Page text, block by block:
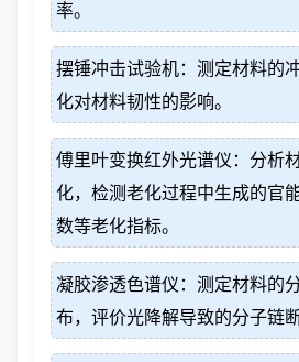
率。
摆锤冲击试验机：测定材料的
化对材料韧性的影响。
傅里叶变换红外光谱仪：分析
化，检测老化过程中生成的官
数等老化指标。
凝胶渗透色谱仪：测定材料的
布，评价光降解导致的分子链